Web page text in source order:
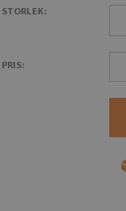
STORLEK:
PRIS: